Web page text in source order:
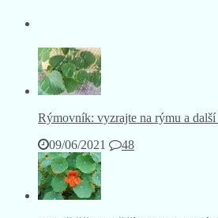
Rýmovník: vyzrajte na rýmu a
09/06/2021
48